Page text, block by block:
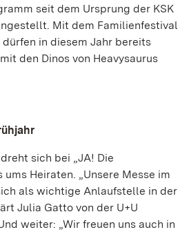
seit dem Ursprung der KSK
Mit dem Familienfestival
dürfen in diesem Jahr bereits
den Dinos von Heavysaurus
sich bei „JA! Die
ums Heiraten. „Unsere Messe im
als wichtige Anlaufstelle in der
Julia Gatto von der U+U
weiter: „Wir freuen uns auch in